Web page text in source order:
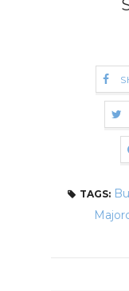
TAGS: